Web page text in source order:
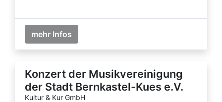
mehr Infos
Konzert der Musikvereinigung
der Stadt Bernkastel-Kues e.V.
Kultur & Kur GmbH